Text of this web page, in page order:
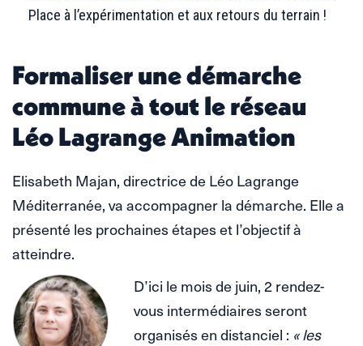
Place à l’expérimentation et aux retours du terrain !
Formaliser une démarche
commune à tout le réseau
Léo Lagrange Animation
Elisabeth Majan, directrice de Léo Lagrange
Méditerranée, va accompagner la démarche. Elle a
présenté les prochaines étapes et l’objectif à
atteindre.
D’ici le mois de juin, 2 rendez-
vous intermédiaires seront
organisés en distanciel : « les